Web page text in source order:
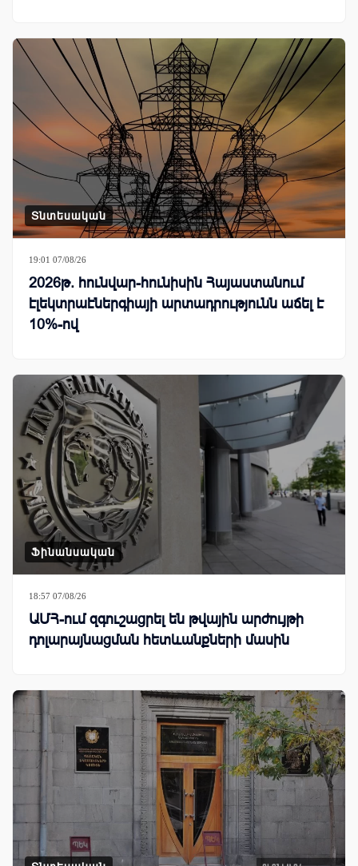
Տնտեսական
19:01 07/08/26
2026թ. հունվար-հունիսին Հայաստանում
էլեկտրաէներգիայի արտադրությունն աճել է
10%-ով
Ֆինանսական
18:57 07/08/26
ԱՄՀ-ում զգուշացրել են թվային արժույթի
դոլարայնացման հետևանքների մասին